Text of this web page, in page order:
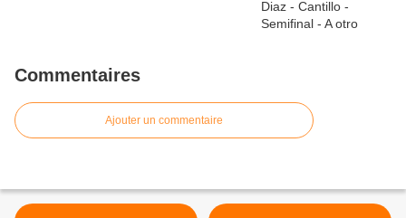
Commentaires
Ajouter un commentaire